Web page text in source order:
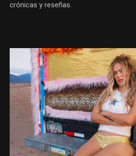
crónicas y reseñas.